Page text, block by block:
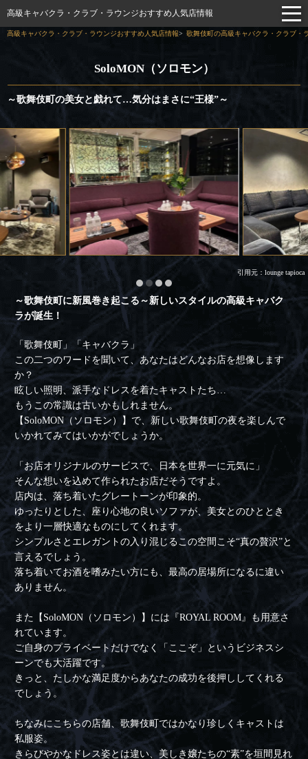
高級キャバクラ・クラブ・ラウンジおすすめ人気店情報
高級キャバクラ・クラブ・ラウンジおすすめ人気店情報 歌舞伎町の高級キャバクラ・クラブ・
SoloMON（ソロモン）
～歌舞伎町の美女と戯れて…気分はまさに“王様”～
引用元：lounge tapioca
～歌舞伎町に新風巻き起こる～新しいスタイルの高級キャバク
ラが誕生！
「歌舞伎町」「キャバクラ」
この二つのワードを聞いて、あなたはどんなお店を想像します
か？
眩しい照明、派手なドレスを着たキャストたち…
もうこの常識は古いかもしれません。
【SoloMON（ソロモン）】で、新しい歌舞伎町の夜を楽しんで
いかれてみてはいかがでしょうか。
「お店オリジナルのサービスで、日本を世界一に元気に」
そんな想いを込めて作られたお店だそうですよ。
店内は、落ち着いたグレートーンが印象的。
ゆったりとした、座り心地の良いソファが、美女とのひととき
をより一層快適なものにしてくれます。
シンプルさとエレガントの入り混じるこの空間こそ“真の贅沢”と
言えるでしょう。
落ち着いてお酒を嗜みたい方にも、最高の居場所になるに違い
ありません。
また【SoloMON（ソロモン）】には『ROYAL ROOM』も用意さ
れています。
ご自身のプライベートだけでなく「ここぞ」というビジネスシ
ーンでも大活躍です。
きっと、たしかな満足度からあなたの成功を後押ししてくれる
でしょう。
ちなみにこちらの店舗、歌舞伎町ではかなり珍しくキャストは
私服姿。
きらびやかなドレス姿とは違い、美しき嬢たちの“素”を垣間見れ